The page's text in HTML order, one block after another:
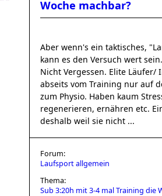
Woche machbar?
Aber wenn's ein taktisches,
kann es den Versuch wert sein.
Nicht Vergessen. Elite Läufer/
abseits vom Training nur auf
zum Physio. Haben kaum
regenerieren, ernähren etc.
deshalb weil sie nicht ...
Forum:
Laufsport allgemein
Thema:
Sub 3:20h mit 3-4 mal Training die